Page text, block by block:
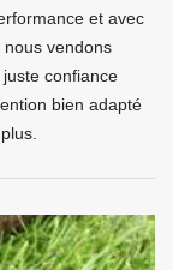
et avec
vendons
confiance
bien adapté